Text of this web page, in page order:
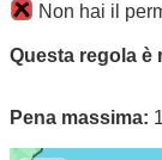
Non hai il
Questa regola è
Pena massima: